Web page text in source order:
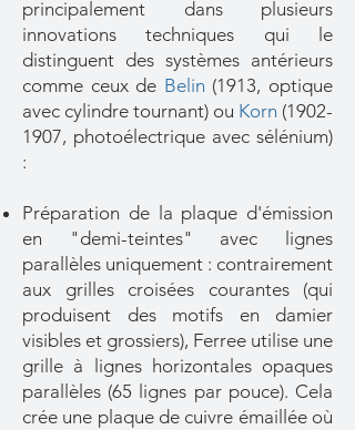
principalement dans plusieurs
innovations techniques qui le
distinguent des systèmes antérieurs
comme ceux de Belin (1913, optique
avec cylindre tournant) ou Korn (1902-
1907, photoélectrique avec sélénium)
:
Préparation de la plaque d'émission
en "demi-teintes" avec lignes
parallèles uniquement : contrairement
aux grilles croisées courantes (qui
produisent des motifs en damier
visibles et grossiers), Ferree utilise une
grille à lignes horizontales opaques
parallèles (65 lignes par pouce). Cela
crée une plaque de cuivre émaillée où